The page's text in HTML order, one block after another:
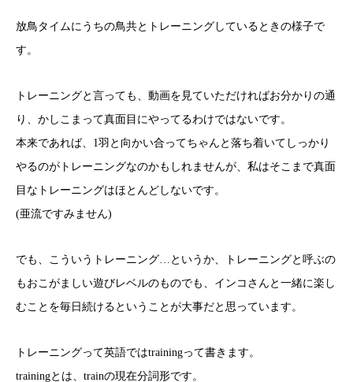
放鳥タイムにうちの鳥共とトレーニングしているときの様子で
す。
トレーニングと言っても、動画を見ていただければお分かりの通
り、かしこまって真面目にやってるわけではないです。
本来であれば、1羽と向かい合ってちゃんと落ち着いてしっかり
やるのがトレーニングなのかもしれませんが、私はそこまで真面
目なトレーニングはほとんどしないです。
(亜流ですみません)
でも、こういうトレーニング…というか、トレーニングと呼ぶの
もおこがましい遊びレベルのものでも、インコさんと一緒に楽し
むことを毎日続けるということが大事だと思っています。
トレーニングって英語ではtrainingって書きます。
trainingとは、trainの現在分詞形です。